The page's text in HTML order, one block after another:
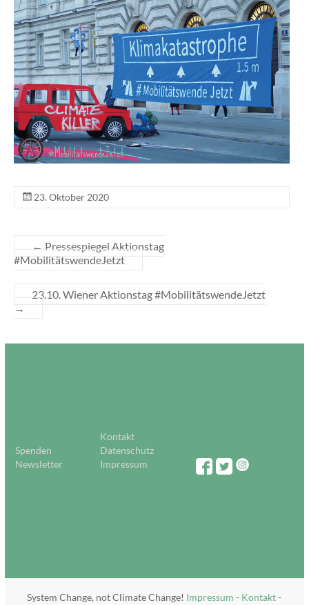
23. Oktober 2020
← Pressespiegel Aktionstag
#MobilitätswendeJetzt
23.10. Wiener Aktionstag #MobilitätswendeJetzt
→
Kontakt
Spenden
Datenschutz
Newsletter
Impressum
System Change, not Climate Change! Impressum- Kontakt-